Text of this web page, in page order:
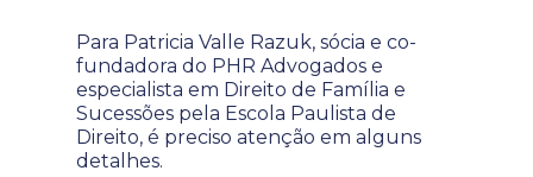
Para Patricia Valle Razuk, sócia e co-
fundadora do PHR Advogados e
especialista em Direito de Família e
Sucessões pela Escola Paulista de
Direito, é preciso atenção em alguns
detalhes.